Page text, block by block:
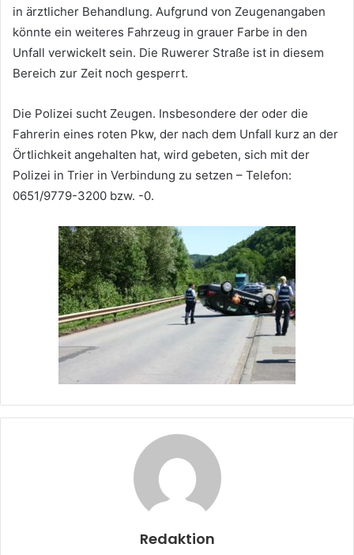
in ärztlicher Behandlung. Aufgrund von Zeugenangaben
könnte ein weiteres Fahrzeug in grauer Farbe in den
Unfall verwickelt sein. Die Ruwerer Straße ist in diesem
Bereich zur Zeit noch gesperrt.
Die Polizei sucht Zeugen. Insbesondere der oder die
Fahrerin eines roten Pkw, der nach dem Unfall kurz an der
Örtlichkeit angehalten hat, wird gebeten, sich mit der
Polizei in Trier in Verbindung zu setzen – Telefon:
0651/9779-3200 bzw. -0.
Redaktion